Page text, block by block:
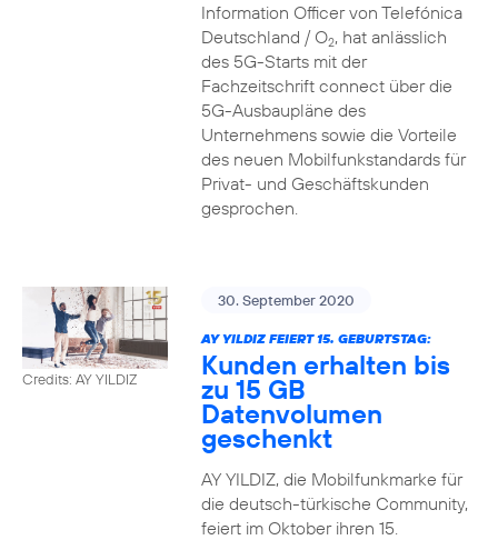
Information Officer von Telefónica
Deutschland / O2, hat anlässlich
des 5G-Starts mit der
Fachzeitschrift connect über die
5G-Ausbaupläne des
Unternehmens sowie die Vorteile
des neuen Mobilfunkstandards für
Privat- und Geschäftskunden
gesprochen.
Credits: AY YILDIZ
30. September 2020
AY YILDIZ FEIERT 15. GEBURTSTAG:
Kunden erhalten bis
zu 15 GB
Datenvolumen
geschenkt
AY YILDIZ, die Mobilfunkmarke für
die deutsch-türkische Community,
feiert im Oktober ihren 15.